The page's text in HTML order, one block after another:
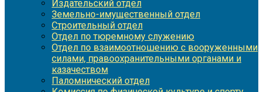
Издательский отдел
Земельно-имущественный отдел
Строительный отдел
Отдел по тюремному служению
Отдел по взаимоотношению с вооруженными
силами, правоохранительными органами и
казачеством
Паломнический отдел